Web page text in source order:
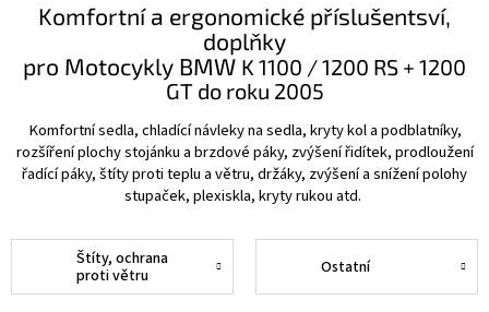
Komfortní a ergonomické příslušentsví,
doplňky
pro Motocykly BMW K 1100 / 1200 RS + 1200
GT do roku 2005
Komfortní sedla, chladící návleky na sedla, kryty kol a podblatníky,
rozšíření plochy stojánku a brzdové páky, zvýšení řidítek, prodloužení
řadící páky, štíty proti teplu a větru, držáky, zvýšení a snížení polohy
stupaček, plexiskla, kryty rukou atd.
Štíty, ochrana
proti větru
Ostatní